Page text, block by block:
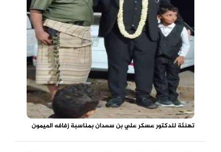
تهنئة للدكتور عسكر علي بن سعدان بمناسبة زفافه الميمون